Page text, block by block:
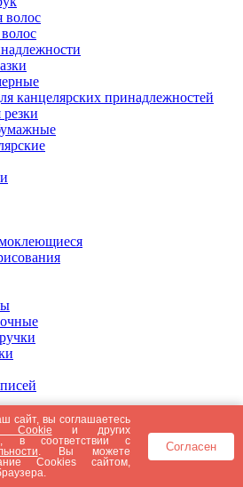
волос
канцелярских принадлежностей
рублей
рублей
рублей
рублей
рублей
сайт, вы соглашаетесь
Cookie и других
в соответствии с
. Вы можете
Cookies сайтом,
Согласен